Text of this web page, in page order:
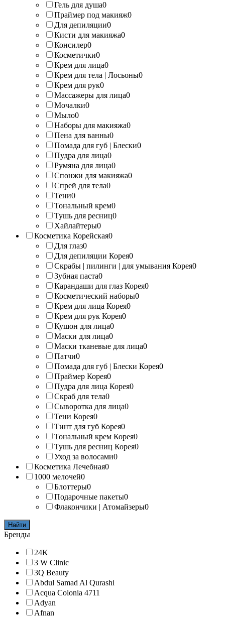
Гель для душа0
Праймер под макияж0
Для депиляции0
Кисти для макияжа0
Консилер0
Косметички0
Крем для лица0
Крем для тела | Лосьоны0
Крем для рук0
Массажеры для лица0
Мочалки0
Мыло0
Наборы для макияжа0
Пена для ванны0
Помада для губ | Блески0
Пудра для лица0
Румяна для лица0
Спонжи для макияжа0
Спрей для тела0
Тени0
Тональный крем0
Тушь для ресниц0
Хайлайтеры0
Косметика Корейская0
Для глаз0
Для депиляции Корея0
Скрабы | пилинги | для умывания Корея0
Зубная паста0
Карандаши для глаз Корея0
Косметический наборы0
Крем для лица Корея0
Крем для рук Корея0
Кушон для лица0
Маски для лица0
Маски тканевые для лица0
Патчи0
Помада для губ | Блески Корея0
Праймер Корея0
Пудра для лица Корея0
Скраб для тела0
Сыворотка для лица0
Тени Корея0
Тинт для губ Корея0
Тональный крем Корея0
Тушь для ресниц Корея0
Уход за волосами0
Косметика Лечебная0
1000 мелочей0
Блоттеры0
Подарочные пакеты0
Флакончики | Атомайзеры0
Найти
Бренды
24K
3 W Clinic
3Q Beauty
Abdul Samad Al Qurashi
Acqua Colonia 4711
Adyan
Afnan